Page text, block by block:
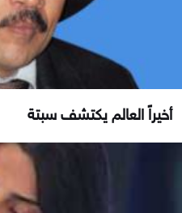
أخيراً العالم يكتشف سبتة